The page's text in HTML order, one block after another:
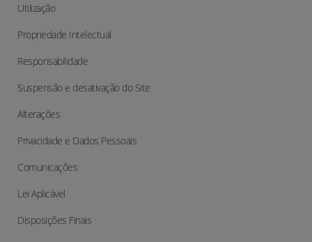
Utilização
Propriedade Intelectual
Responsabilidade
Suspensão e desativação do Site
Alterações
Privacidade e Dados Pessoais
Comunicações
Lei Aplicável
Disposições Finais